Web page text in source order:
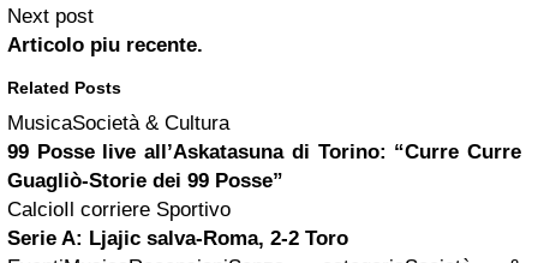
Next post
Articolo piu recente.
Related Posts
MusicaSocietà & Cultura
99 Posse live all’Askatasuna di Torino: “Curre Curre
Guagliò-Storie dei 99 Posse”
CalcioIl corriere Sportivo
Serie A: Ljajic salva-Roma, 2-2 Toro